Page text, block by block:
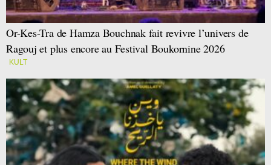
Or-Kes-Tra de Hamza Bouchnak fait revivre l’univers de
Ragouj et plus encore au Festival Boukornine 2026
KULT